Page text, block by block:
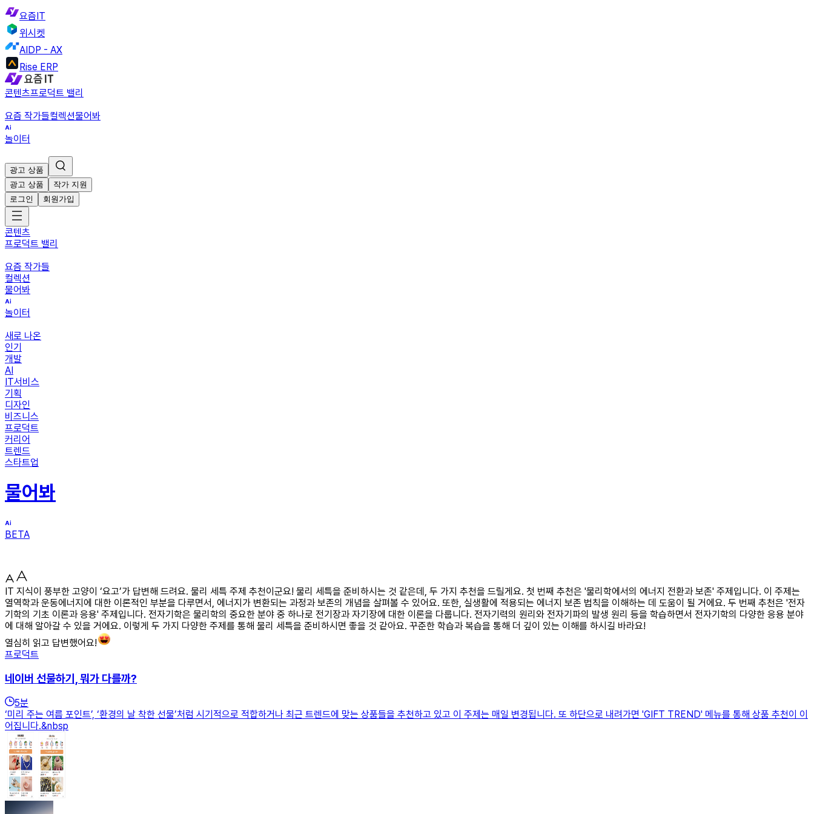
요즘IT
위시켓
AIDP - AX
Rise ERP
콘텐츠프로덕트 밸리
요즘 작가들컬렉션물어봐
놀이터
광고 상품
광고 상품
작가 지원
로그인
회원가입
콘텐츠
프로덕트 밸리
요즘 작가들
컬렉션
물어봐
놀이터
새로 나온
인기
개발
AI
IT서비스
기획
디자인
비즈니스
프로덕트
커리어
트렌드
스타트업
물어봐
BETA
IT 지식이 풍부한 고양이 ‘요고’가 답변해 드려요. 물리 세특 주제 추천이군요! 물리 세특을 준비하시는 것 같은데, 두 가지 추천을 드릴게요. 첫 번째 추천은 '물리학에서의 에너지 전환과 보존' 주제입니다. 이 주제는
열역학과 운동에너지에 대한 이론적인 부분을 다루면서, 에너지가 변환되는 과정과 보존의 개념을 살펴볼 수 있어요. 또한, 실생활에 적용되는 에너지 보존 법칙을 이해하는 데 도움이 될 거에요. 두 번째 추천은 '전자
기학의 기초 이론과 응용' 주제입니다. 전자기학은 물리학의 중요한 분야 중 하나로 전기장과 자기장에 대한 이론을 다룹니다. 전자기력의 원리와 전자기파의 발생 원리 등을 학습하면서 전자기학의 다양한 응용 분야
에 대해 알아갈 수 있을 거에요. 이렇게 두 가지 다양한 주제를 통해 물리 세특을 준비하시면 좋을 것 같아요. 꾸준한 학습과 복습을 통해 더 깊이 있는 이해를 하시길 바라요!
열심히 읽고 답변했어요!
프로덕트
네이버 선물하기, 뭐가 다를까?
5분
‘미리 주는 여름 포인트’, ‘환경의 날 착한 선물’처럼 시기적으로 적합하거나 최근 트렌드에 맞는 상품들을 추천하고 있고 이 주제는 매일 변경됩니다. 또 하단으로 내려가면 'GIFT TREND' 메뉴를 통해 상품 추천이 이
어집니다.&nbsp